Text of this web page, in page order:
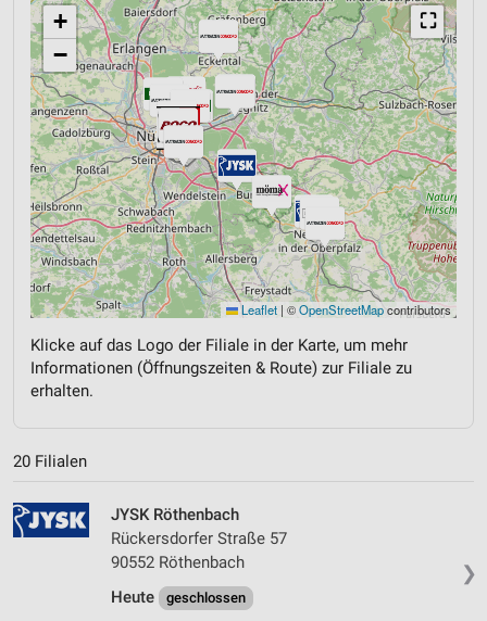
⛶
+
−
Leaflet | ©OpenStreetMapcontributors
Klicke auf das Logo der Filiale in der Karte, um mehr
Informationen (Öffnungszeiten & Route) zur Filiale zu
erhalten.
20 Filialen
❯
JYSK Röthenbach
Rückersdorfer Straße 57
90552 Röthenbach
Heute
geschlossen